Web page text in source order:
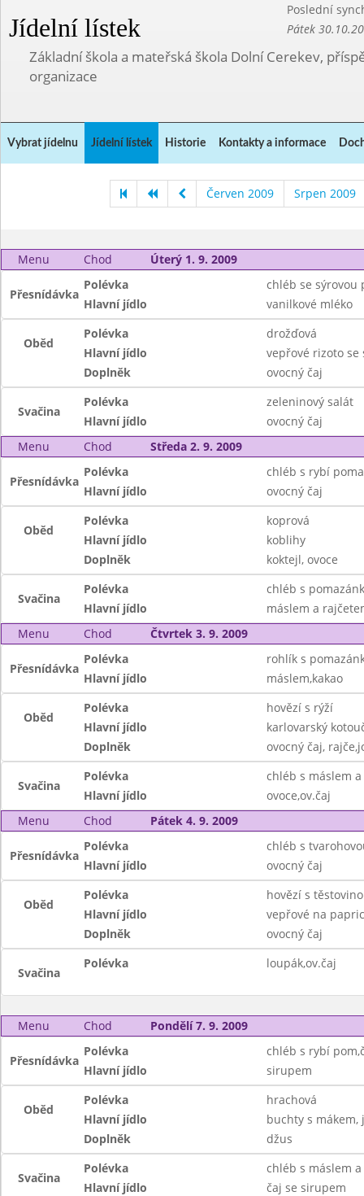
Jídelní lístek
Poslední
Pátek
Základní škola a mateřská škola Dolní Cerekev,
organizace
Vybrat jídelnu Jídelní lístek Historie Kontakty a informace
Červen 2009 Srpen 2009
Menu Chod Úterý 1. 9. 2009
Přesnídávka
Polévka
chléb se sýrovou
Hlavní jídlo
vanilkové mléko
Oběd
Polévka
drožďová
Hlavní jídlo
vepřové rizoto se
Doplněk
ovocný čaj
Svačina
Polévka
zeleninový salát
Hlavní jídlo
ovocný čaj
Menu
Chod Středa 2. 9. 2009
Přesnídávka
Polévka
chléb s rybí
Hlavní jídlo
ovocný čaj
Oběd
Polévka
koprová
Hlavní jídlo
koblihy
Doplněk
koktejl, ovoce
Svačina
Polévka
chléb s
Hlavní jídlo
máslem a
Menu
Chod Čtvrtek 3. 9. 2009
Přesnídávka
Polévka
rohlík s
Hlavní jídlo
máslem,kakao
Oběd
Polévka
hovězí s rýží
Hlavní jídlo
karlovarský
Doplněk
ovocný čaj,
Svačina
Polévka
chléb s máslem
Hlavní jídlo
ovoce,ov.čaj
Menu
Chod Pátek 4. 9. 2009
Přesnídávka
Polévka
chléb s
Hlavní jídlo
ovocný čaj
Oběd
Polévka
hovězí s
Hlavní jídlo
vepřové na
Doplněk
ovocný čaj
Svačina
Polévka loupák,ov.čaj
Menu Chod Pondělí 7. 9. 2009
Přesnídávka
Polévka
chléb s rybí
Hlavní jídlo
sirupem
Oběd
Polévka
hrachová
Hlavní jídlo
buchty s mákem,
Doplněk
džus
Svačina
Polévka
chléb s máslem
Hlavní jídlo
čaj se sirupem